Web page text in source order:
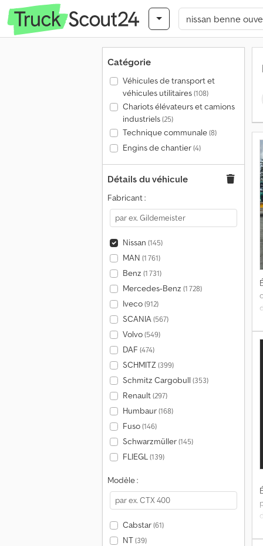
Catégorie
Véhicules de transport et
véhicules utilitaires(108)
Chariots élévateurs et camions
industriels(25)
Technique communale(8)
Engins de chantier(4)
Détails du véhicule
Fabricant :
Nissan (145)
MAN (1 761)
Benz (1 731)
Mercedes-Benz (1 728)
Iveco(912)
SCANIA(567)
Volvo(549)
DAF (474)
SCHMITZ(399)
Schmitz Cargobull (353)
Renault(297)
Humbaur(168)
Fuso(146)
Schwarzmüller(145)
FLIEGL(139)
Modèle :
Cabstar(61)
NT(39)